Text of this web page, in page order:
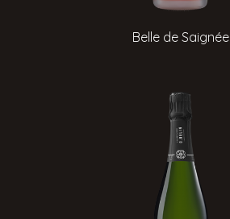
Belle de Saignée